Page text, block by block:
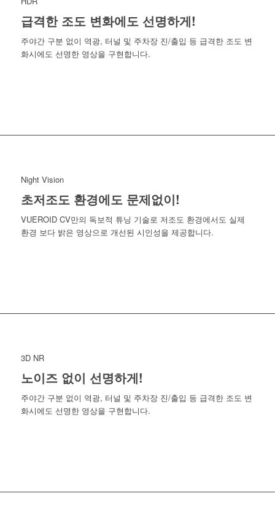
급격한 조도 변화에도 선명하게!
주야간 구분 없이 역광, 터널 및 주차장 진/출입 등 급격한 조도 변
화시에도 선명한 영상을 구현합니다.
Night Vision
초저조도 환경에도 문제없이!
VUEROID CV만의 독보적 튜닝 기술로 저조도 환경에서도 실제
환경 보다 밝은 영상으로 개선된 시인성을 제공합니다.
3D NR
노이즈 없이 선명하게!
주야간 구분 없이 역광, 터널 및 주차장 진/출입 등 급격한 조도 변
화시에도 선명한 영상을 구현합니다.